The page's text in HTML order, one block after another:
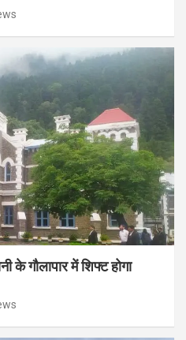
के गौलापार में शिफ्ट होगा